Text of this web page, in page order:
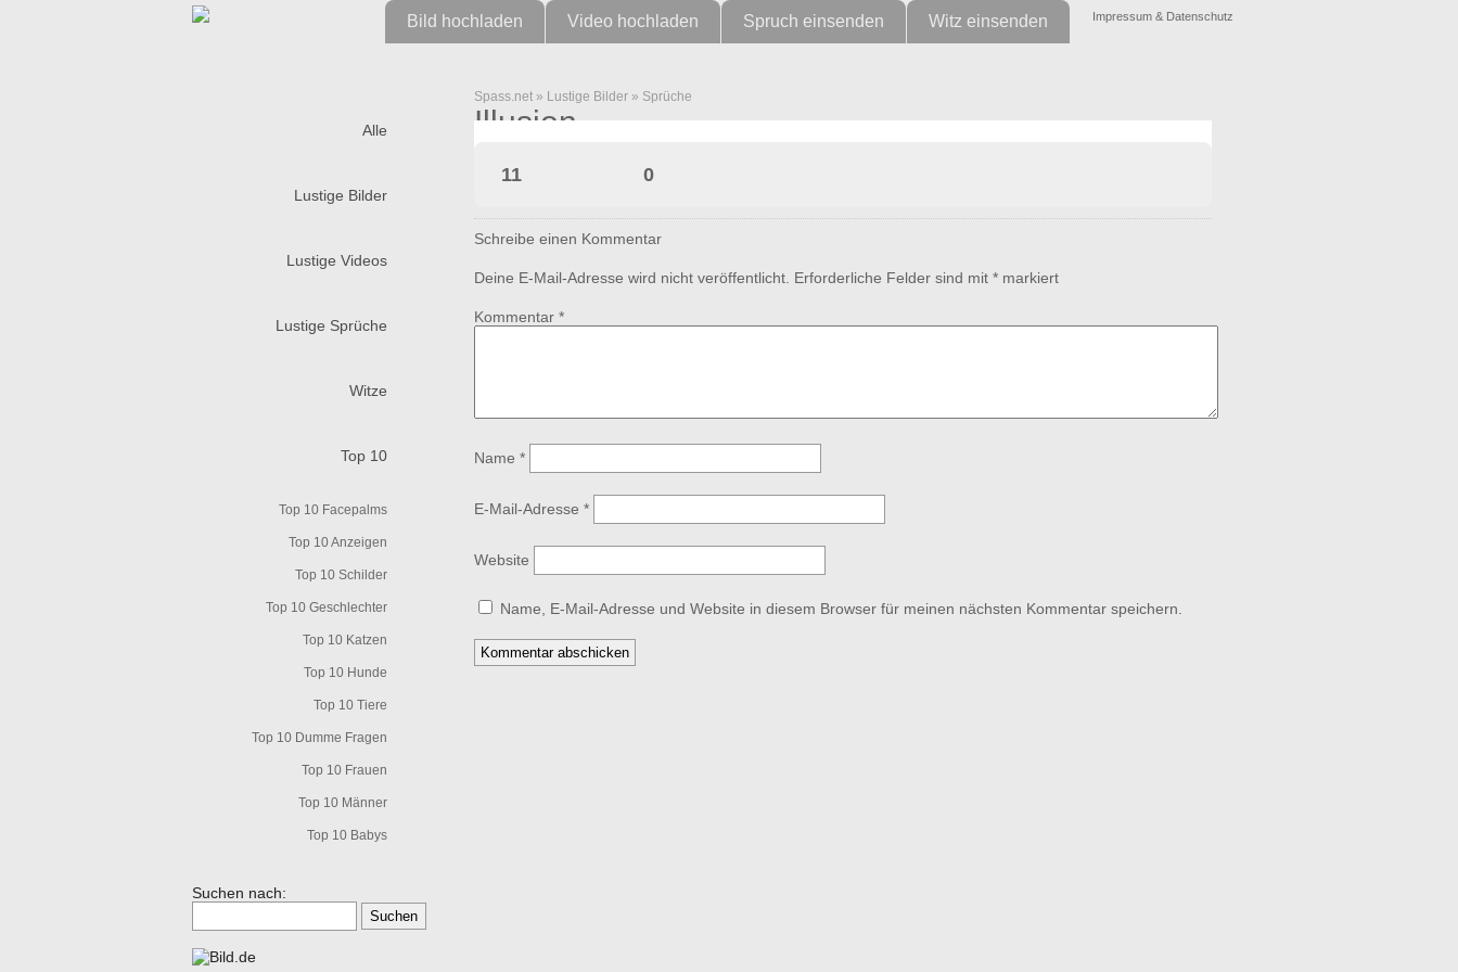
Impressum & Datenschutz
Bild hochladen Video hochladen Spruch einsenden Witz einsenden
Alle
Lustige Bilder
Lustige Videos
Lustige Sprüche
Witze
Top 10
Top 10 Facepalms
Top 10 Anzeigen
Top 10 Schilder
Top 10 Geschlechter
Top 10 Katzen
Top 10 Hunde
Top 10 Tiere
Top 10 Dumme Fragen
Top 10 Frauen
Top 10 Männer
Top 10 Babys
Suchen nach:
Spass.net » Lustige Bilder » Sprüche
Illusion
11 0
Schreibe einen Kommentar
Deine E-Mail-Adresse wird nicht veröffentlicht. Erforderliche Felder sind mit * markiert
Kommentar *
Name *
E-Mail-Adresse *
Website
Name, E-Mail-Adresse und Website in diesem Browser für meinen nächsten Kommentar speichern.